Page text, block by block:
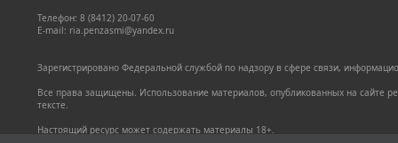
Телефон: 8 (8412) 20-07-60
E-mail: ria.penzasmi@yandex.ru
Зарегистрировано Федеральной службой по надзору в сфере связи,
Все права защищены. Использование материалов, опубликованных на сайте
тексте.
Настоящий ресурс может содержать материалы 18+.